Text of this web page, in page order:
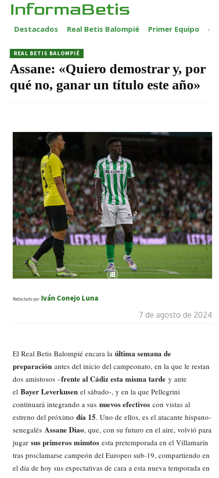
InformaBetis
Destacados Real Betis Balompié Primer Equipo
REAL BETIS BALOMPIÉ
Assane: «Quiero demostrar y, por
qué no, ganar un título este año»
Redactado por Iván Conejo Luna
7 de agosto de 2024
El Real Betis Balompié encara la última semana de
preparación antes del inicio del campeonato, en la que le restan
dos amistosos –frente al Cádiz esta misma tarde y ante
el Bayer Leverkusen el sábado-, y en la que Pellegrini
continuará integrando a sus nuevos efectivos con vistas al
estreno del próximo día 15. Uno de ellos, es el atacante hispano-
senegalés Assane Diao, que, con su futuro en el aire, volvió para
jugar sus primeros minutos esta pretemporada en el Villamarín
tras proclamarse campeón del Europeo sub-19, compartiendo en
el día de hoy sus expectativas de cara a esta nueva temporada en